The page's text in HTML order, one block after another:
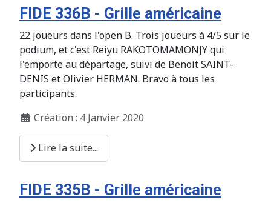
FIDE 336B - Grille américaine
22 joueurs dans l'open B. Trois joueurs à 4/5 sur le
podium, et c'est Reiyu RAKOTOMAMONJY qui
l'emporte au départage, suivi de Benoit SAINT-
DENIS et Olivier HERMAN. Bravo à tous les
participants.
Création : 4 Janvier 2020
Lire la suite...
FIDE 335B - Grille américaine